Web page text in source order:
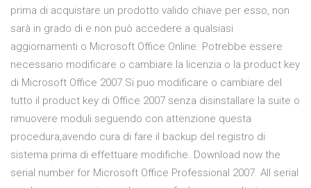
prima di acquistare un prodotto valido chiave per esso, non
sarà in grado di e non può accedere a qualsiasi
aggiornamenti o Microsoft Office Online. Potrebbe essere
necessario modificare o cambiare la licenzia o la product key
di Microsoft Office 2007.Si puo modificare o cambiare del
tutto il product key di Office 2007 senza disinstallare la suite o
rimuovere moduli seguendo con attenzione questa
procedura,avendo cura di fare il backup del registro di
sistema prima di effettuare modifiche. Download now the
serial number for Microsoft Office Professional 2007. All serial